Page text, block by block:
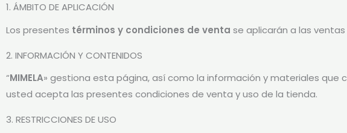
1. ÁMBITO DE APLICACIÓN
Los presentes términos y condiciones de venta se aplicarán a las ventas
2. INFORMACIÓN Y CONTENIDOS
“MIMELA» gestiona esta página, así como la información y materiales
usted acepta las presentes condiciones de venta y uso de la tienda.
3. RESTRICCIONES DE USO